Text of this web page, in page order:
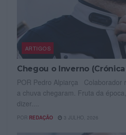
ARTIGOS
Chegou o Inverno
POR Pedro Alpiarça Colaborador
a chuva chegaram. Fruta da
dizer....
POR REDAÇÃO 3 JULHO, 2026